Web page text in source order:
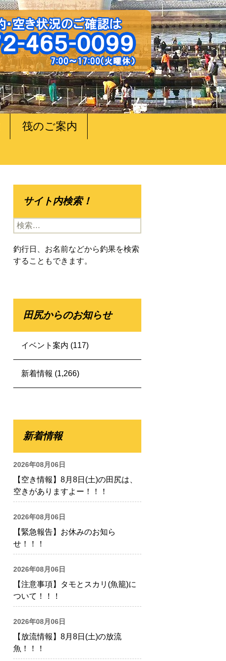
筏のご案内
サイト内検索！
検
索:
釣行日、お名前などから釣果を検索
することもできます。
田尻からのお知らせ
イベント案内 (117)
新着情報 (1,266)
新着情報
2026年08月06日
【空き情報】8月8日(土)の田尻は、
空きがありますよー！！！
2026年08月06日
【緊急報告】お休みのお知ら
せ！！！
2026年08月06日
【注意事項】タモとスカリ(魚籠)に
ついて！！！
2026年08月06日
【放流情報】8月8日(土)の放流
魚！！！